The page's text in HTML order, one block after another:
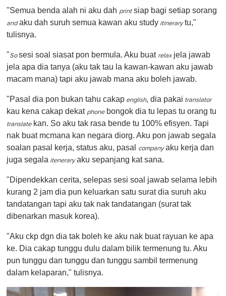
"Semua benda alah ni aku dah printsiap bagi setiap sorang
andaku dah suruh semua kawan aku study itinerarytu,"
tulisnya.
"Sosesi soal siasat pon bermula. Aku buat relaxjela jawab
jela apa dia tanya (aku tak tau la kawan-kawan aku jawab
macam mana) tapi aku jawab mana aku boleh jawab.
"Pasal dia pon bukan tahu cakap english, dia pakai translator
kau kena cakap dekat phonebongok dia tu lepas tu orang tu
translatekan. So aku tak rasa bende tu 100% efisyen. Tapi
nak buat mcmana kan negara diorg. Aku pon jawab segala
soalan pasal kerja, status aku, pasal
companyaku kerja dan
juga segala iteneraryaku sepanjang kat sana.
"Dipendekkan cerita, selepas sesi soal jawab selama lebih
kurang 2 jam dia pun keluarkan satu surat dia suruh aku
tandatangan tapi aku tak nak tandatangan (surat tak
dibenarkan masuk korea).
"Aku ckp dgn dia tak boleh ke aku nak buat rayuan ke apa
ke. Dia cakap tunggu dulu dalam bilik termenung tu. Aku
pun tunggu dan tunggu dan tunggu sambil termenung
dalam kelaparan," tulisnya.